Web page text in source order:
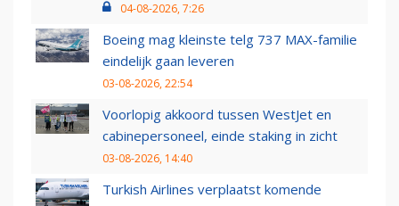
04-08-2026, 7:26
Boeing mag kleinste telg 737 MAX-familie
eindelijk gaan leveren
03-08-2026, 22:54
Voorlopig akkoord tussen WestJet en
cabinepersoneel, einde staking in zicht
03-08-2026, 14:40
Turkish Airlines verplaatst komende